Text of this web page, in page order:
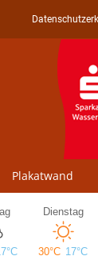
Plakatwand